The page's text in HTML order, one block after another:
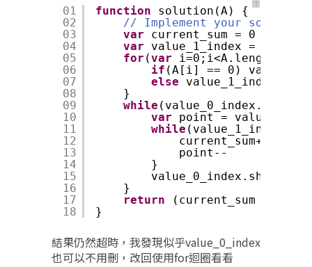
？
01
02
03
04
05
06
07
08
09
10
11
12
13
14
15
16
17
18
function
solution(A) {
// Implement your solution
var
current_sum = 0
var
value_1_index = [],
for (var
if (A[i] == 0)
else
}
while
var
point =
while
current_sum++
point--
}
value_0_index.shift();
}
return
(current_sum >
}
結果仍然超時，我發現似乎value_0_index
也可以不用刪，改回使用for迴圈看看